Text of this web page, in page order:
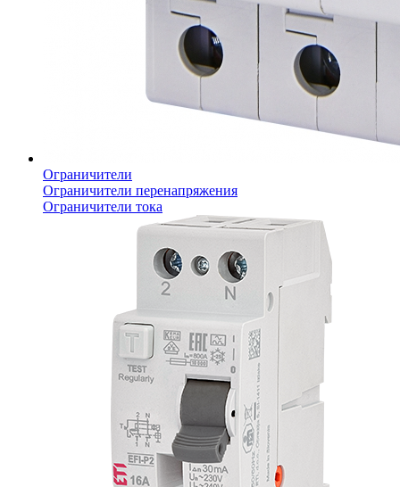
Ограничители
Ограничители перенапряжения
Ограничители тока